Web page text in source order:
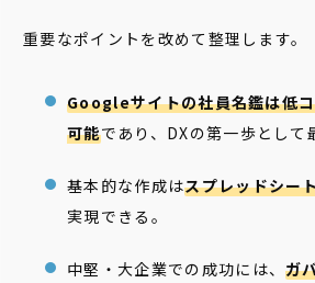
重要なポイントを改めて整理します。
Googleサイトの社員名鑑は低
可能であり、DXの第一歩として
基本的な作成はスプレッドシー
実現できる。
中堅・大企業での成功には、ガ